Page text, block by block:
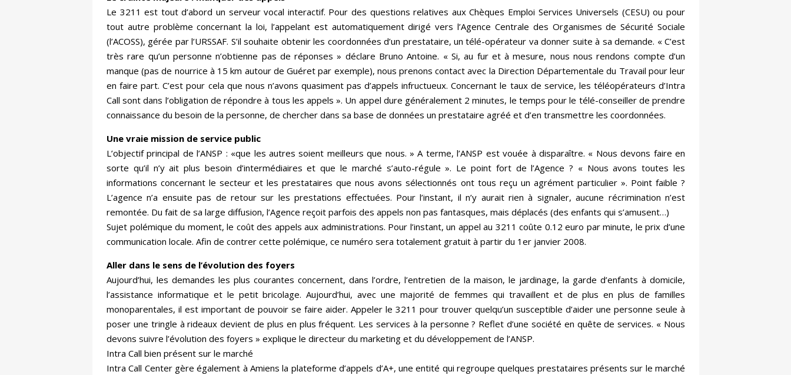
Le 3211 est tout d’abord un serveur vocal interactif. Pour des questions relatives aux Chèques Emploi Services Universels (CESU) ou pour
tout autre problème concernant la loi, l’appelant est automatiquement dirigé vers l’Agence Centrale des Organismes de Sécurité Sociale
(l’ACOSS), gérée par l’URSSAF. S’il souhaite obtenir les coordonnées d’un prestataire, un télé-opérateur va donner suite à sa demande. « C’est
très rare qu’un personne n’obtienne pas de réponses » déclare Bruno Antoine. « Si, au fur et à mesure, nous nous rendons compte d’un
manque (pas de nourrice à 15 km autour de Guéret par exemple), nous prenons contact avec la Direction Départementale du Travail pour leur
en faire part. C’est pour cela que nous n’avons quasiment pas d’appels infructueux. Concernant le taux de service, les téléopérateurs d’Intra
Call sont dans l’obligation de répondre à tous les appels ». Un appel dure généralement 2 minutes, le temps pour le télé-conseiller de prendre
connaissance du besoin de la personne, de chercher dans sa base de données un prestataire agréé et d’en transmettre les coordonnées.
Une vraie mission de service public
L’objectif principal de l’ANSP : «que les autres soient meilleurs que nous. » A terme, l’ANSP est vouée à disparaître. « Nous devons faire en
sorte qu’il n’y ait plus besoin d’intermédiaires et que le marché s’auto-régule ». Le point fort de l’Agence ? « Nous avons toutes les
informations concernant le secteur et les prestataires que nous avons sélectionnés ont tous reçu un agrément particulier ». Point faible ?
L’agence n’a ensuite pas de retour sur les prestations effectuées. Pour l’instant, il n’y aurait rien à signaler, aucune récrimination n’est
remontée. Du fait de sa large diffusion, l’Agence reçoit parfois des appels non pas fantasques, mais déplacés (des enfants qui s’amusent…)
Sujet polémique du moment, le coût des appels aux administrations. Pour l’instant, un appel au 3211 coûte 0.12 euro par minute, le prix d’une
communication locale. Afin de contrer cette polémique, ce numéro sera totalement gratuit à partir du 1er janvier 2008.
Aller dans le sens de l’évolution des foyers
Aujourd’hui, les demandes les plus courantes concernent, dans l’ordre, l’entretien de la maison, le jardinage, la garde d’enfants à domicile,
l’assistance informatique et le petit bricolage. Aujourd’hui, avec une majorité de femmes qui travaillent et de plus en plus de familles
monoparentales, il est important de pouvoir se faire aider. Appeler le 3211 pour trouver quelqu’un susceptible d’aider une personne seule à
poser une tringle à rideaux devient de plus en plus fréquent. Les services à la personne ? Reflet d’une société en quête de services. « Nous
devons suivre l’évolution des foyers » explique le directeur du marketing et du développement de l’ANSP.
Intra Call bien présent sur le marché
Intra Call Center gère également à Amiens la plateforme d’appels d’A+, une entité qui regroupe quelques prestataires présents sur le marché